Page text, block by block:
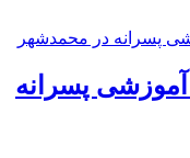
آموزشی پسرانه